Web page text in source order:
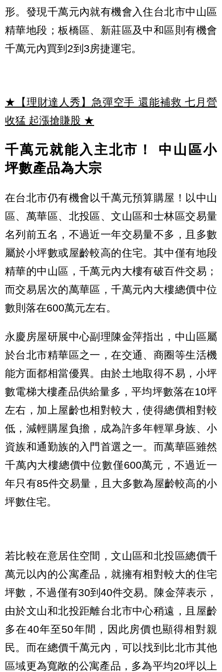
形。發現千萬元內就有機會入住台北市中山區
精華地段；板橋區、新莊區及中和區則有機會
千萬元內買到2到3房捷運宅。
★【理財達人秀】急彈空手 還能補救 七月營
收猛 起漲搶賺股 ★
千萬元就能入主北市！ 中山區小
坪數產品為大宗
在台北市仍有機會以千萬元預算購屋！以中山
區、萬華區、北投區、文山區和士林區交易量
名列前五名，不過近一年交易量不多，且多數
屬於小坪數或屋齡較高的住宅。其中僅有地段
精華的中山區，千萬元內大樓有破百件交易；
而交易居次的萬華區，千萬元內大樓總價中位
數則落在600萬元左右。
永慶房屋研展中心副理陳金萍指出，中山區屬
於台北市精華區之一，在交通、商圈等生活機
能方面都相當優異。由於土地取得不易，小坪
數電梯大樓產品供給量多，平均坪數落在10坪
左右，加上屋齡也相對較大，使得總價相對較
低，減輕購屋負擔，成為許多年輕單身族、小
資族和通勤族的入門首選之一。而萬華區雖然
千萬內大樓總價中位數僅600萬元，不過近一
年只有85件交易量，且大多數為屋齡較高的小
坪數住宅。
若比較在意居住空間，文山區和北投區總價千
萬元以內的公寓產品，就擁有相對較大的住宅
坪數，不過僅有30到40件交易。陳金萍表示，
由於文山和北投距離台北市中心稍遠，且屋齡
多在40年至50年間，因此房價也顯得相對親
民。而在總價千萬元內，可以找到比北市其他
區域更為寬敞的公寓產品，多為平均20坪以上